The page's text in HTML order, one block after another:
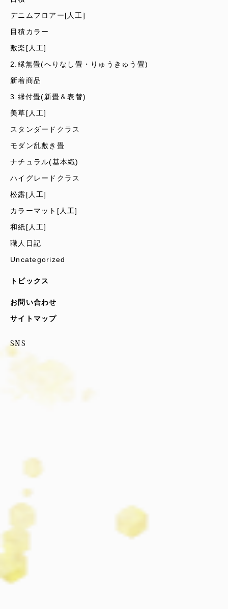
デニムフロアー[人工]
目積カラー
敷楽[人工]
2.縁無畳(へりなし畳・りゅうきゅう畳)
新着商品
3.縁付畳(新畳＆表替)
美草[人工]
スタンダードクラス
モダン乱敷き畳
ナチュラル(基本織)
ハイグレードクラス
松露[人工]
カラーマット[人工]
和紙[人工]
職人日記
Uncategorized
トピックス
お問い合わせ
サイトマップ
SNS